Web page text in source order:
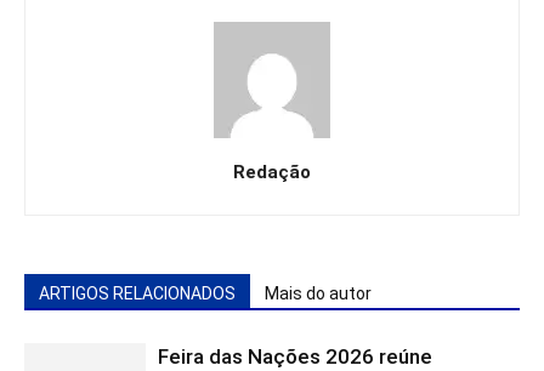
Redação
ARTIGOS RELACIONADOS Mais do autor
Feira das Nações 2026 reúne